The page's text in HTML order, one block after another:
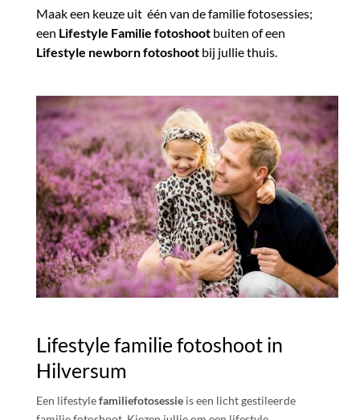
Maak een keuze uit één van de familie fotosessies;
een Lifestyle Familie fotoshoot buiten of een
Lifestyle newborn fotoshoot bij jullie thuis.
Lifestyle familie fotoshoot in
Hilversum
Een lifestylefamiliefotosessieis een licht gestileerde